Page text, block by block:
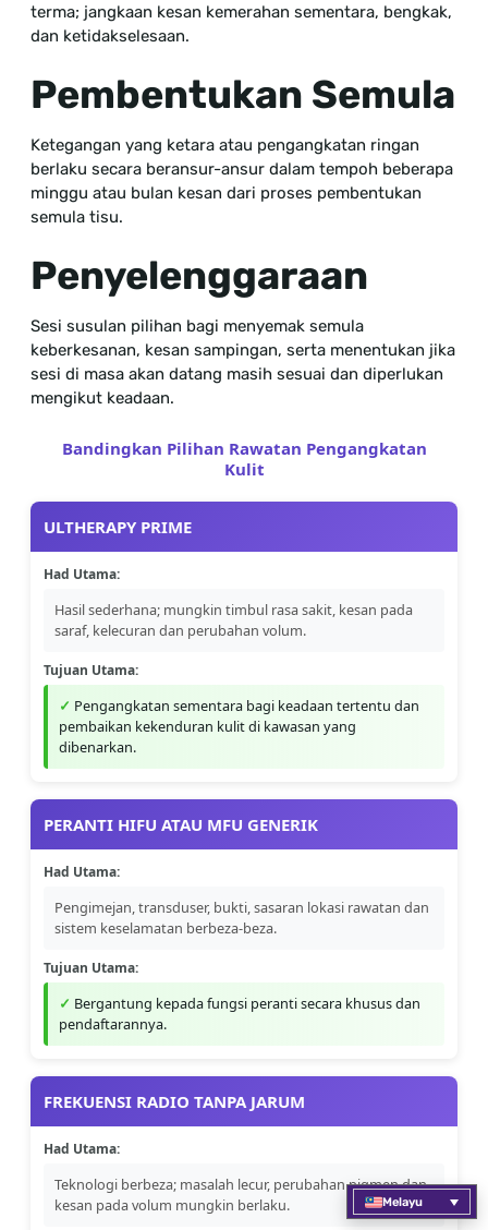
terma; jangkaan kesan kemerahan sementara, bengkak,
dan ketidakselesaan.
Pembentukan Semula
Ketegangan yang ketara atau pengangkatan ringan
berlaku secara beransur-ansur dalam tempoh beberapa
minggu atau bulan kesan dari proses pembentukan
semula tisu.
Penyelenggaraan
Sesi susulan pilihan bagi menyemak semula
keberkesanan, kesan sampingan, serta menentukan jika
sesi di masa akan datang masih sesuai dan diperlukan
mengikut keadaan.
Bandingkan Pilihan Rawatan Pengangkatan
Kulit
ULTHERAPY PRIME
Had Utama:
Hasil sederhana; mungkin timbul rasa sakit, kesan pada
saraf, kelecuran dan perubahan volum.
Tujuan Utama:
Pengangkatan sementara bagi keadaan tertentu dan
pembaikan kekenduran kulit di kawasan yang
dibenarkan.
PERANTI HIFU ATAU MFU GENERIK
Had Utama:
Pengimejan, transduser, bukti, sasaran lokasi rawatan dan
sistem keselamatan berbeza-beza.
Tujuan Utama:
Bergantung kepada fungsi peranti secara khusus dan
pendaftarannya.
FREKUENSI RADIO TANPA JARUM
Had Utama:
Teknologi berbeza; masalah lecur, perubahan pigmen dan
kesan pada volum mungkin berlaku.
Melayu